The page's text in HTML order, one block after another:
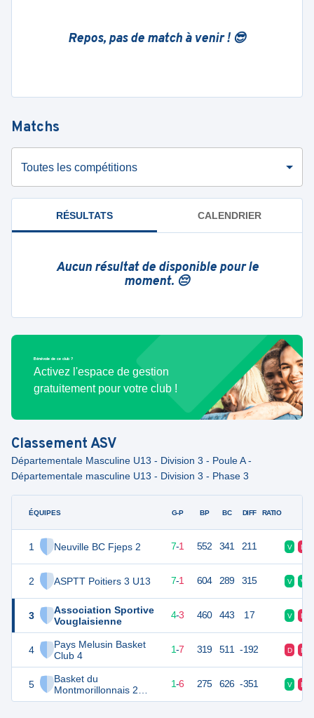
Repos, pas de match à venir ! 😎
Matchs
Toutes les compétitions
RÉSULTATS CALENDRIER
Aucun résultat de disponible pour le
moment. 😔
Bénévole de ce club ?
Activez l'espace de gestion
gratuitement pour votre club !
ClassementASV
Départementale Masculine U13 - Division 3 - Poule A -
Départementale masculine U13 - Division 3 - Phase 3
ÉQUIPES
1 Neuville BC Fjeps 2
2 ASPTT Poitiers 3 U13
3
Association Sportive
Vouglaisienne
4
Pays Melusin Basket
Club 4
5
Basket du
Montmorillonnais 2
U13
G-P BP BC DIFF RATIO
15 7-1 552 341 211 V D
15 8 7-1 604 289 315 V V
11 8 4-3 460 443 17 V D
9 1-7 319 511 -192 D D
1-6 275 626 -351 V D